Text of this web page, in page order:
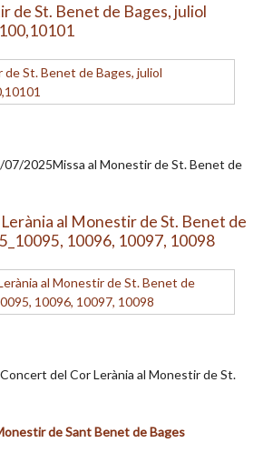
de St. Benet de Bages, juliol
07/2025Missa al Monestir de St. Benet de
al Monestir de St. Benet de
10096, 10097, 10098
del Cor Lerània al Monestir de St.
de Sant Benet de Bages